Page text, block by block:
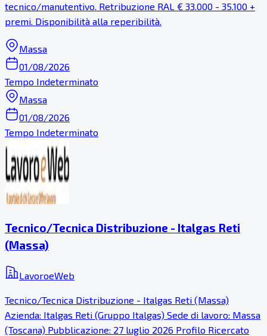
tecnico/manutentivo. Retribuzione RAL € 33.000 - 35.100 +
premi. Disponibilità alla reperibilità.
Massa
01/08/2026
Tempo Indeterminato
Massa
01/08/2026
Tempo Indeterminato
Tecnico/Tecnica Distribuzione - Italgas Reti
(Massa)
LavoroeWeb
Tecnico/Tecnica Distribuzione - Italgas Reti (Massa)
Azienda: Italgas Reti (Gruppo Italgas) Sede di lavoro: Massa
(Toscana) Pubblicazione: 27 luglio 2026 Profilo Ricercato